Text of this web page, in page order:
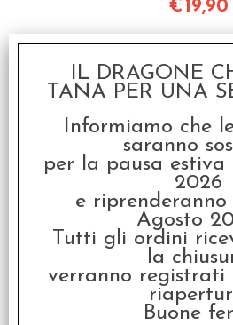
€ 19,90
Dungeons &
Sapori del
Il Secondo
Ufficiale di
€34,95
IL DRAGONE
TANA PER UNA
Informiamo che
saranno
per la pausa
2026
e riprenderanno
Agosto
Tutti gli ordini
la
verranno registrati
Buone